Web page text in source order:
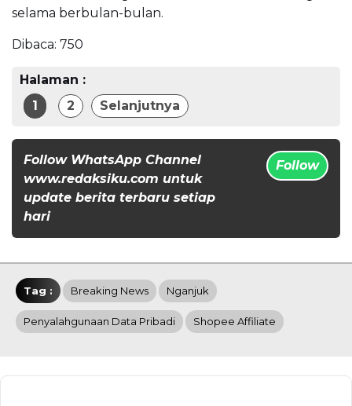
selama berbulan-bulan.
Dibaca: 750
Halaman :
1
2 Selanjutnya
Follow WhatsApp Channel
www.redaksiku.com untuk
update berita terbaru setiap
hari
Follow
Tag : Breaking News Nganjuk
Penyalahgunaan Data Pribadi Shopee Affiliate